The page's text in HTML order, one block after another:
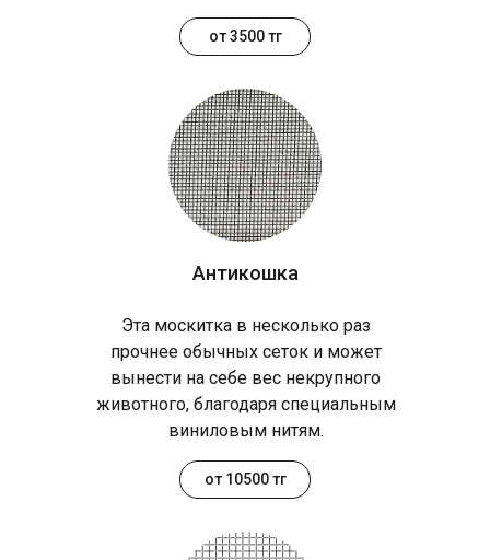
Антикошка
Эта москитка в несколько раз
прочнее обычных сеток и может
вынести на себе вес некрупного
животного, благодаря специальным
виниловым нитям.
от 3500 тг
от 10500 тг